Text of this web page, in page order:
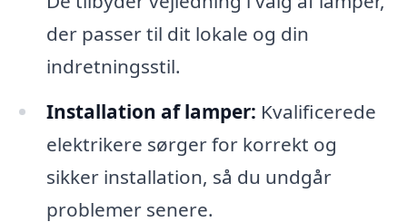
der passer til dit lokale og din
indretningsstil.
Installation af lamper: Kvalificerede
elektrikere sørger for korrekt og
sikker installation, så du undgår
problemer senere.